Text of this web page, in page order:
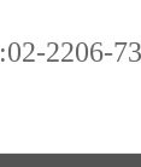
:02-2206-